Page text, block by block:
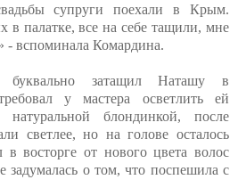
супруги поехали в Крым.
в палатке, все на себе тащили, мне
- вспоминала Комардина.
затащил Наташу в
у мастера осветлить ей
блондинкой, после
светлее, но на голове осталось
восторге от нового цвета волос
задумалась о том, что поспешила с